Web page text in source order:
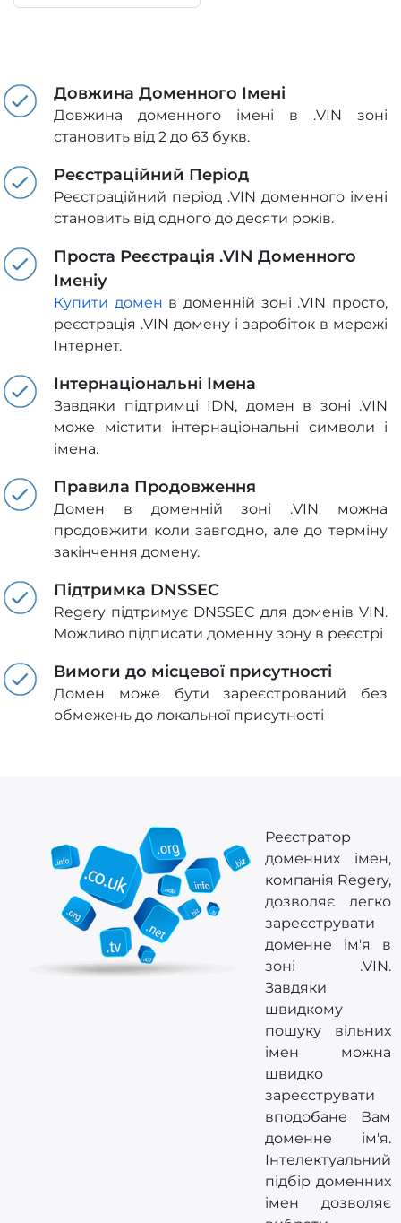
Довжина Доменного Імені
Довжина доменного імені в .VIN зоні
становить від 2 до 63 букв.
Реєстраційний Період
Реєстраційний період .VIN доменного імені
становить від одного до десяти років.
Проста Реєстрація .VIN Доменного
Іменіу
Купити домен в доменній зоні .VIN просто,
реєстрація .VIN домену і заробіток в мережі
Інтернет.
Інтернаціональні Імена
Завдяки підтримці IDN, домен в зоні .VIN
може містити інтернаціональні символи і
імена.
Правила Продовження
Домен в доменній зоні .VIN можна
продовжити коли завгодно, але до терміну
закінчення домену.
Підтримка DNSSEC
Regery підтримує DNSSEC для доменів VIN.
Можливо підписати доменну зону в реєстрі
Вимоги до місцевої присутності
Домен може бути зареєстрований без
обмежень до локальної присутності
Реєстратор
доменних імен,
компанія Regery,
дозволяє легко
зареєструвати
доменне ім'я в
зоні .VIN.
Завдяки
швидкому
пошуку вільних
імен можна
швидко
зареєструвати
вподобане Вам
доменне ім'я.
Інтелектуальний
підбір доменних
імен дозволяє